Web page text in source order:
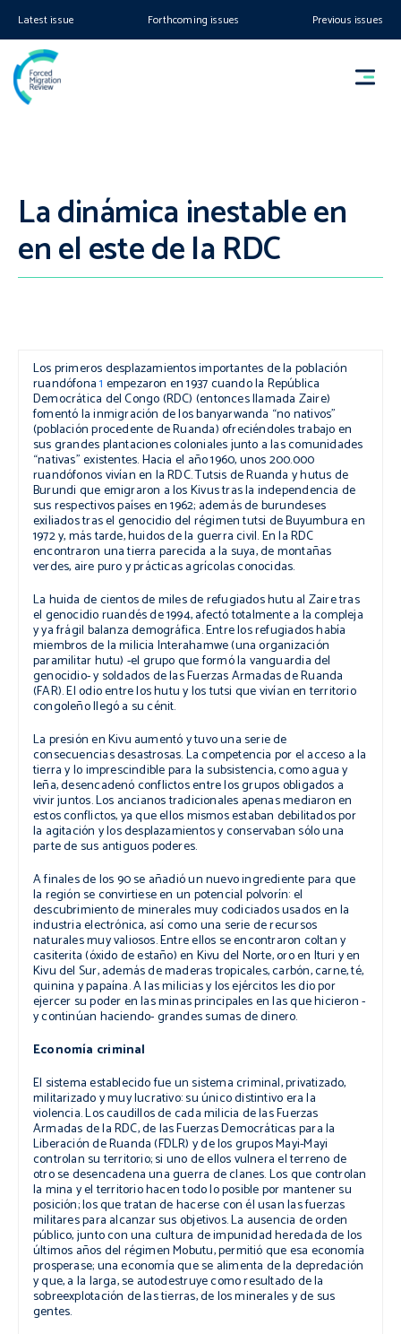
Latest issue Forthcoming issues Previous issues
La dinámica inestable en
en el este de la RDC
Los primeros desplazamientos importantes de la población
ruandófona1 empezaron en 1937 cuando la República
Democrática del Congo (RDC) (entonces llamada Zaire)
fomentó la inmigración de los banyarwanda “no nativos”
(población procedente de Ruanda) ofreciéndoles trabajo en
sus grandes plantaciones coloniales junto a las comunidades
“nativas” existentes. Hacia el año 1960, unos 200.000
ruandófonosvivían en la RDC. Tutsis de Ruanda y hutus de
Burundi que emigraron a los Kivus tras la independencia de
sus respectivos países en 1962; además de burundeses
exiliados tras el genocidio del régimen tutsi de Buyumbura en
1972 y, más tarde, huidos de la guerra civil. En la RDC
encontraron una tierra parecida a la suya, de montañas
verdes, aire puro y prácticas agrícolas conocidas.
La huida de cientos de miles de refugiados hutu al Zaire tras
el genocidio ruandés de 1994, afectó totalmente a la compleja
y ya frágil balanza demográfica. Entre los refugiados había
miembros de la milicia Interahamwe (una organización
paramilitar hutu) -el grupo que formó la vanguardia del
genocidio- y soldados de las Fuerzas Armadas de Ruanda
(FAR). El odio entre los hutu y los tutsi que vivían en territorio
congoleño llegó a su cénit.
La presión en Kivu aumentó y tuvo una serie de
consecuencias desastrosas. La competencia por el acceso a la
tierra y lo imprescindible para la subsistencia, como agua y
leña, desencadenó conflictos entre los grupos obligados a
vivir juntos. Los ancianos tradicionales apenas mediaron en
estos conflictos, ya que ellos mismos estaban debilitados por
la agitación y los desplazamientos y conservaban sólo una
parte de sus antiguos poderes.
A finales de los 90 se añadió un nuevo ingrediente para que
la región se convirtiese en un potencial polvorín: el
descubrimiento de minerales muy codiciados usados en la
industria electrónica, así como una serie de recursos
naturales muy valiosos. Entre ellos se encontraron coltan y
casiterita (óxido de estaño) en Kivu del Norte, oro en Ituri y en
Kivu del Sur, además de maderas tropicales, carbón, carne, té,
quinina y papaína. A las milicias y los ejércitos les dio por
ejercer su poder en las minas principales en las que hicieron -
y continúan haciendo- grandes sumas de dinero.
Economía criminal
El sistema establecido fue un sistema criminal, privatizado,
militarizado y muy lucrativo: su único distintivo era la
violencia. Los caudillos de cada milicia de las Fuerzas
Armadas de la RDC, de las Fuerzas Democráticas para la
Liberación de Ruanda (FDLR) y de los grupos Mayi-Mayi
controlan su territorio; si uno de ellos vulnera el terreno de
otro se desencadena una guerra de clanes. Los que controlan
la mina y el territorio hacen todo lo posible por mantener su
posición; los que tratan de hacerse con él usan las fuerzas
militares para alcanzar sus objetivos. La ausencia de orden
público, junto con una cultura de impunidad heredada de los
últimos años del régimen Mobutu, permitió que esa economía
prosperase; una economía que se alimenta de la depredación
y que, a la larga, se autodestruye como resultado de la
sobreexplotación de las tierras, de los minerales y de sus
gentes.